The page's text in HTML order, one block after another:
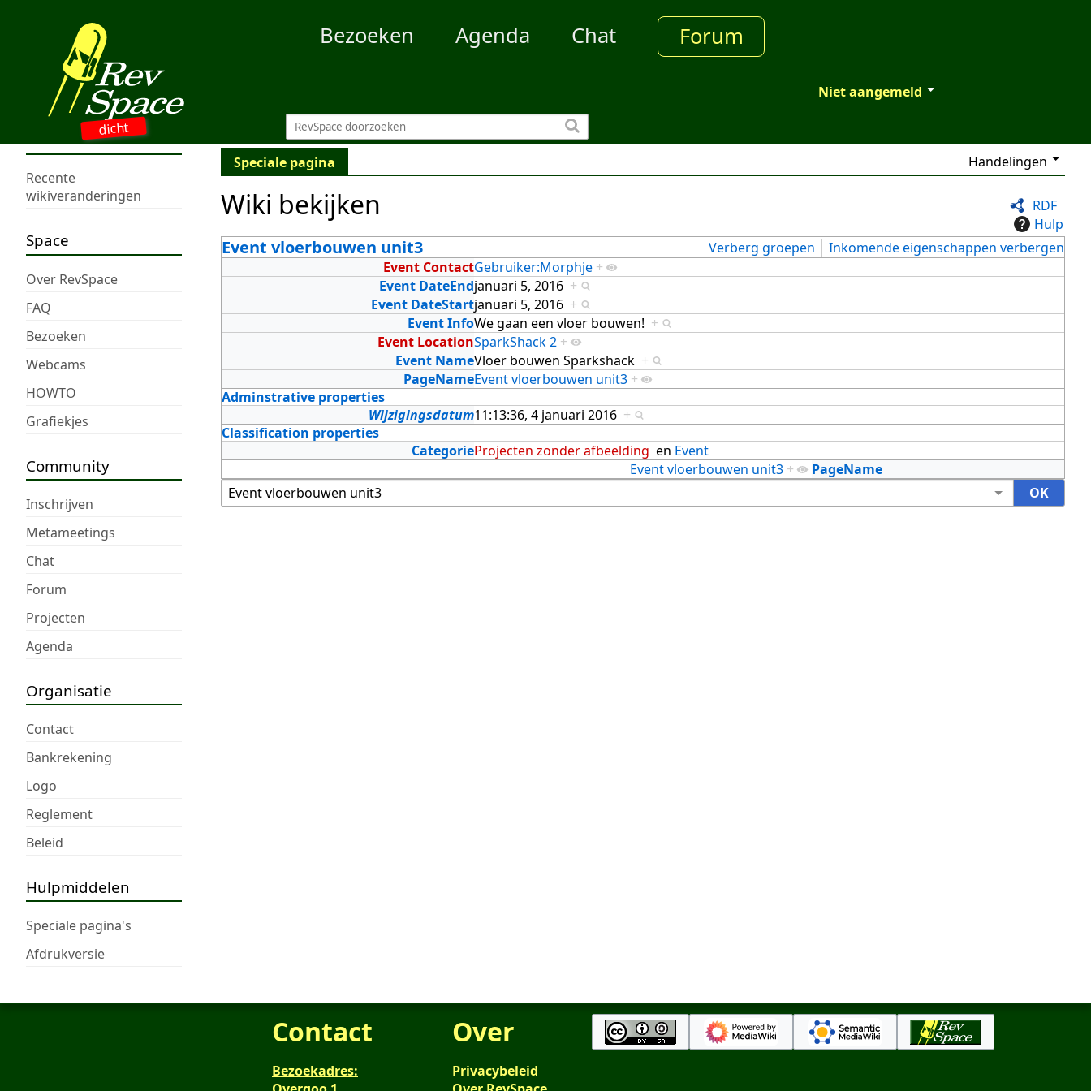
dicht
Bezoeken Agenda Chat Forum
Niet aangemeld
Recente
wikiveranderingen
Space
Over RevSpace
FAQ
Bezoeken
Webcams
HOWTO
Grafiekjes
Community
Inschrijven
Metameetings
Chat
Forum
Projecten
Agenda
Organisatie
Contact
Bankrekening
Logo
Reglement
Beleid
Hulpmiddelen
Speciale pagina's
Afdrukversie
Speciale pagina Handelingen
RDF
Hulp
Wiki bekijken
Event vloerbouwen unit3 Verberg groepen
Inkomende eigenschappen verbergen
Event ContactGebruiker:Morphje +
Event DateEndjanuari 5, 2016 +
Event DateStartjanuari 5, 2016 +
Event InfoWe gaan een vloer bouwen! +
Event LocationSparkShack 2 +
Event NameVloer bouwen Sparkshack +
PageNameEvent vloerbouwen unit3 +
Adminstrative properties
Wijzigingsdatum11:13:36, 4 januari 2016 +
Classification properties
CategorieProjecten zonder afbeelding en Event
PageName
Event vloerbouwen unit3 +
Contact
Bezoekadres:
Over
Privacybeleid